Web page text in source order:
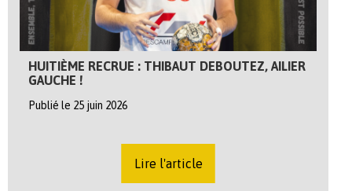
HUITIÈME RECRUE : THIBAUT DEBOUTEZ, AILIER
GAUCHE !
Publié le 25 juin 2026
Lire l'article